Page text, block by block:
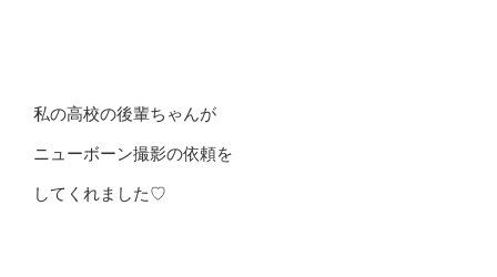
私の高校の後輩ちゃんが
ニューボーン撮影の依頼を
してくれました♡